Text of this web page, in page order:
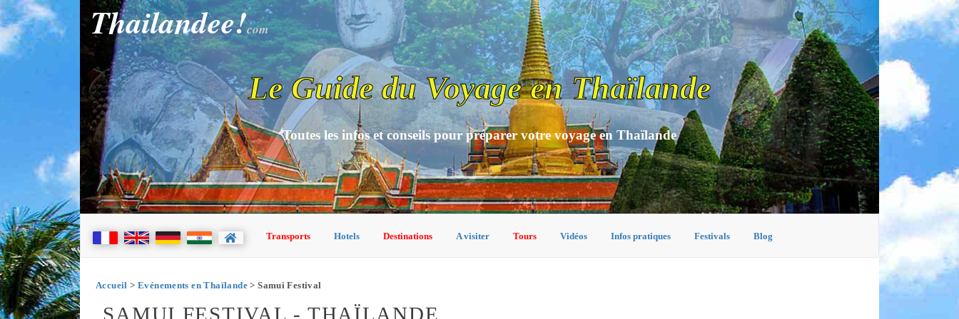
Thailandee!com
Le Guide du Voyage en Thaïlande
Toutes les infos et conseils pour préparer votre voyage en Thaïlande
Transports Hotels Destinations A visiter Tours Vidéos Infos pratiques Festivals Blog
Accueil > Evénements en Thaïlande> Samui Festival
SAMUI FESTIVAL - THAÏLANDE